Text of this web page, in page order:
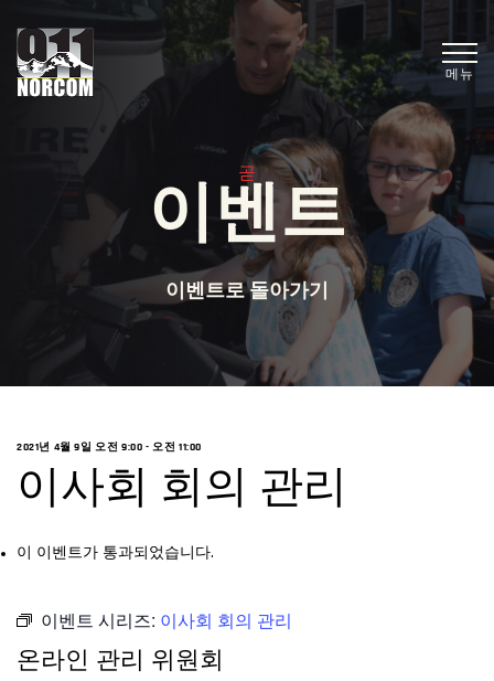
메뉴
곧
이벤트
이벤트로 돌아가기
2021년 4월 9일 오전 9:00 -오전 11:00
이사회 회의 관리
이 이벤트가 통과되었습니다.
이벤트 시리즈: 이사회 회의 관리
온라인 관리 위원회